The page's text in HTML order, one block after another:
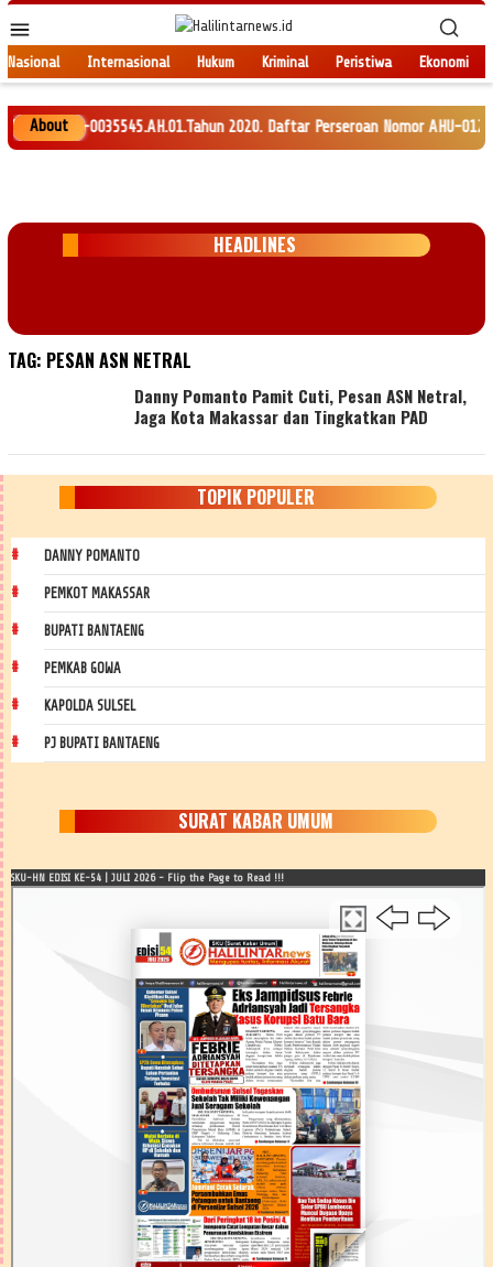
ke
kontenMobile
Nasional Internasional Hukum Kriminal Peristiwa Ekonomi
AboutAHU-0035545.AH.01.Tahun 2020. Daftar Perseroan Nomor AHU-
HEADLINES
TAG: PESAN ASN NETRAL
Danny Pomanto Pamit Cuti, Pesan ASN Netral,
Jaga Kota Makassar dan Tingkatkan PAD
TOPIK POPULER
DANNY POMANTO
PEMKOT MAKASSAR
BUPATI BANTAENG
PEMKAB GOWA
KAPOLDA SULSEL
PJ BUPATI BANTAENG
SURAT KABAR UMUM
SKU-HN EDISI KE-54 | JULI 2026 - Flip the Page to Read !!!